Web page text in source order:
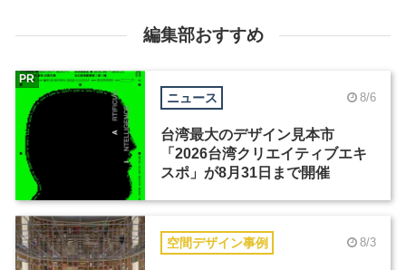
編集部おすすめ
ニュース 8/6
台湾最大のデザイン見本市
「2026台湾クリエイティブエキ
スポ」が8月31日まで開催
PR
空間デザイン事例 8/3